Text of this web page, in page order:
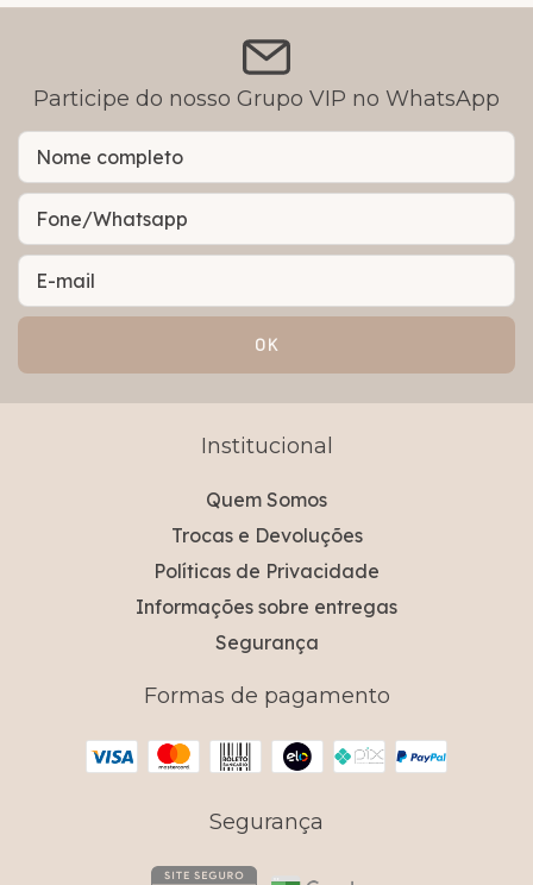
Participe do nosso Grupo VIP no WhatsApp
Institucional
Quem Somos
Trocas e Devoluções
Políticas de Privacidade
Informações sobre entregas
Segurança
Formas de pagamento
Segurança